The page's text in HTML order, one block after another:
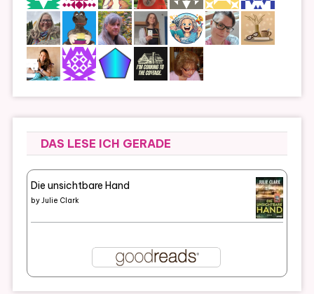
DAS LESE ICH GERADE
Die unsichtbare Hand
byJulie Clark